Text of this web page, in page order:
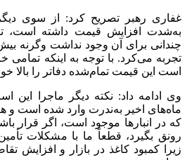
غفاری رهبر تصریح کرد:‌ از سوی
به‌شدت افزایش قیمت داشته است‌،
چندانی برای آن وجود نداشت وگرنه
تجربه می‌کرد. با توجه به اینکه تمامی
است این قیمت تمام‌شده دفاتر را بالا
وی ادامه داد: نکته دیگر ماجرا
ماه‌های اخیر به‌ندرت وارد شده است
که در انبارها موجود است‌، اگر قرار
رونق بگیرد،‌ قطعاً ما با مشکلات
زیرا کمبود کاغذ در بازار و افزایش